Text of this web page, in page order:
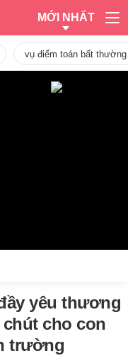
MỚI NHẤT
vụ điểm toán bất
yêu thương
chút cho con
trường